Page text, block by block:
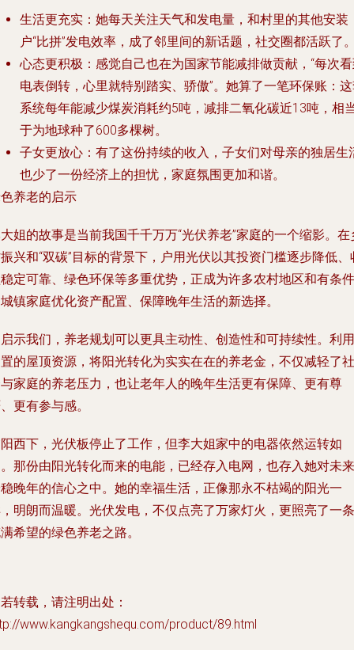
生活更充实 ：她每天关注天气和发电量，和村里的其他安装
户“比拼”发电效率，成了邻里间的新话题，社交圈都活跃了
心态更积极 ：感觉自己也在为国家节能减排做贡献，“每次
电表倒转，心里就特别踏实、骄傲”。她算了一笔环保账：
系统每年能减少煤炭消耗约5吨，减排二氧化碳近13吨，相
于为地球种了600多棵树。
子女更放心 ：有了这份持续的收入，子女们对母亲的独居生
也少了一份经济上的担忧，家庭氛围更加和谐。
养老的启示
姐的故事是当前我国千千万万“光伏养老”家庭的一个缩影。在
兴和“双碳”目标的背景下，户用光伏以其投资门槛逐步降低、
定可靠、绿色环保等多重优势，正成为许多农村地区和有条件
镇家庭优化资产配置、保障晚年生活的新选择。
示我们，养老规划可以更具主动性、创造性和可持续性。利用
的屋顶资源，将阳光转化为实实在在的养老金，不仅减轻了社
家庭的养老压力，也让老年人的晚年生活更有保障、更有尊
更有参与感。
西下，光伏板停止了工作，但李大姐家中的电器依然运转如
那份由阳光转化而来的电能，已经存入电网，也存入她对未来
晚年的信心之中。她的幸福生活，正像那永不枯竭的阳光一
明朗而温暖。光伏发电，不仅点亮了万家灯火，更照亮了一条
希望的绿色养老之路。
转载，请注明出处：
www.kangkangshequ.com/product/89.html